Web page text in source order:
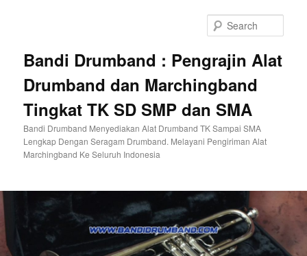
Bandi Drumband : Pengrajin Alat
Drumband dan Marchingband
Tingkat TK SD SMP dan SMA
Bandi Drumband Menyediakan Alat Drumband TK Sampai SMA
Lengkap Dengan Seragam Drumband. Melayani Pengiriman Alat
Marchingband Ke Seluruh Indonesia